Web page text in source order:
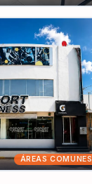
ÁREAS COMUNES